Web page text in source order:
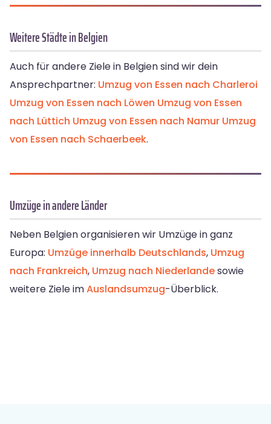
Weitere Städte in Belgien
Auch für andere Ziele in Belgien sind wir dein
Ansprechpartner: Umzug von Essen nach Charleroi
Umzug von Essen nach Löwen Umzug von Essen
nach Lüttich Umzug von Essen nach Namur Umzug
von Essen nach Schaerbeek.
Umzüge in andere Länder
Neben Belgien organisieren wir Umzüge in ganz
Europa: Umzüge innerhalb Deutschlands, Umzug
nach Frankreich, Umzug nach Niederlandesowie
weitere Ziele imAuslandsumzug-Überblick.